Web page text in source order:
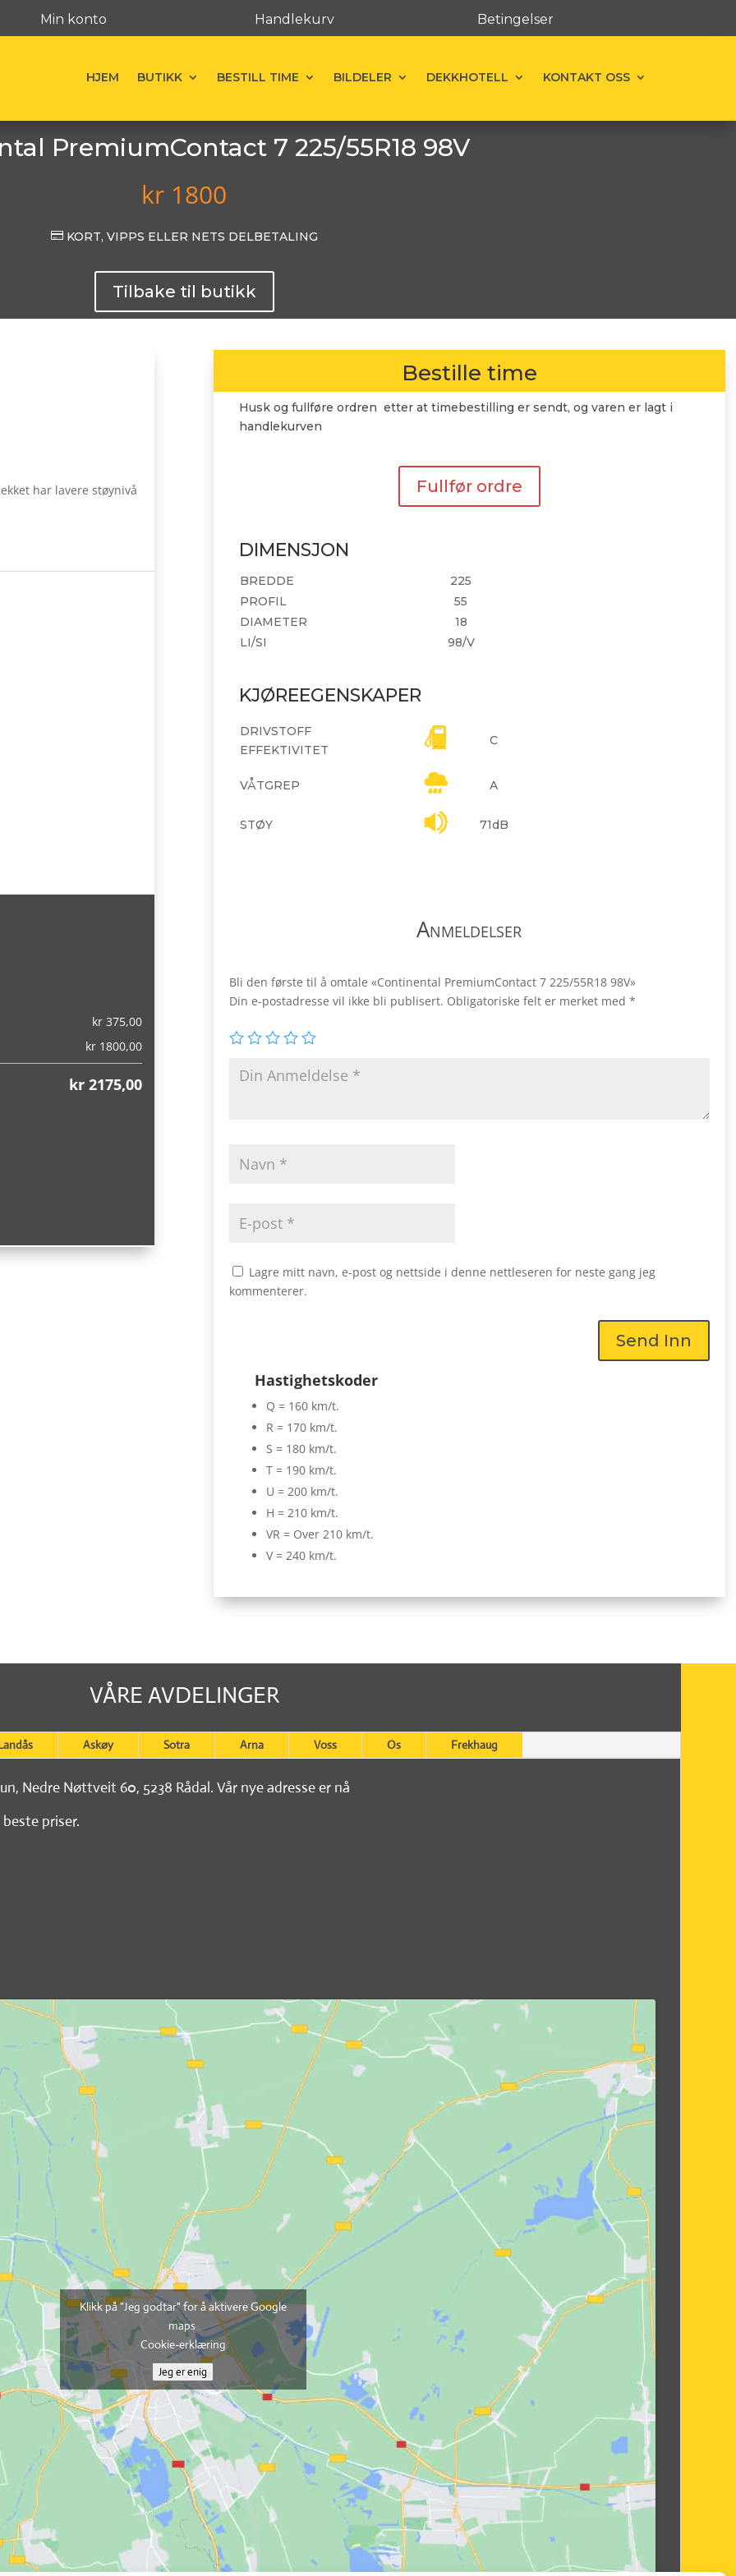
Min konto Handlekurv Betingelser
HJEM BUTIKK BESTILL TIME BILDELER DEKKHOTELL KONTAKT OSS
PremiumContact 7 225/55R18 98V
kr 1800
KORT, VIPPS ELLER NETS DELBETALING
Tilbake til butikk
har lavere støynivå
kr 375,00
kr 1800,00
kr 2175,00
Bestille time
Husk og fullføre ordren etter at timebestilling er sendt, og varen er lagt i
handlekurven
Fullfør ordre
DIMENSJON
BREDDE
225
PROFIL
55
DIAMETER
18
LI/SI
98/V
KJØREEGENSKAPER
DRIVSTOFF
EFFEKTIVITET
C
VÅTGREP A
STØY 71dB
Anmeldelser
Bli den første til å omtale «Continental PremiumContact 7 225/55R18 98V»
Din e-postadresse vil ikke bli publisert. Obligatoriske felt er merket med *
Lagre mitt navn, e-post og nettside i denne nettleseren for neste gang jeg
kommenterer.
Send Inn
Hastighetskoder
Q = 160 km/t.
R = 170 km/t.
S = 180 km/t.
T = 190 km/t.
U = 200 km/t.
H = 210 km/t.
VR = Over 210 km/t.
V = 240 km/t.
VÅRE AVDELINGER
Askøy Sotra Arna Voss Os Frekhaug
Nedre Nøttveit 60, 5238 Rådal. Vår nye adresse er nå
priser.
Klikk på "Jeg godtar" for å aktivere Google
maps
Cookie-erklæring
Jeg er enig